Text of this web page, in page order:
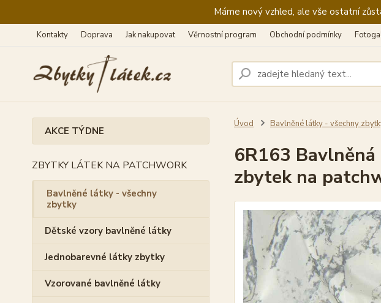
Máme nový vzhled, ale vše ostatní
Kontakty Doprava Jak nakupovat Věrnostní program Obchodní podmínky
AKCE TÝDNE
ZBYTKY LÁTEK NA PATCHWORK
Bavlněné látky - všechny
zbytky
Dětské vzory bavlněné látky
Jednobarevné látky zbytky
Vzorované bavlněné látky
Úvod Bavlněné látky - všechny
6R163
zbytek na